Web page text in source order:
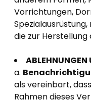
Vorrichtungen,
die zur
ABLEHNUNGEN
a.
als vereinbart, dass
Rahmen dieses